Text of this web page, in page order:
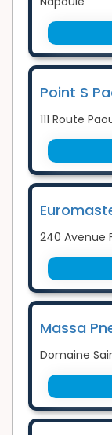
Point S
111 Route
240 Avenue
Massa
Domaine